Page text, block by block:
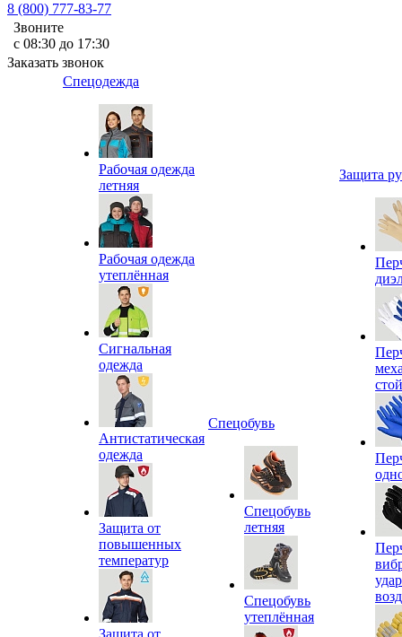
8 (800) 777-83-77
Звоните
с 08:30 до 17:30
Заказать звонок
Спецодежда
Рабочая одежда
летняя
Рабочая одежда
утеплённая
Сигнальная
одежда
Антистатическая
одежда
Защита от
повышенных
температур
Защита от
Спецобувь
Спецобувь
летняя
Спецобувь
утеплённая
Защита